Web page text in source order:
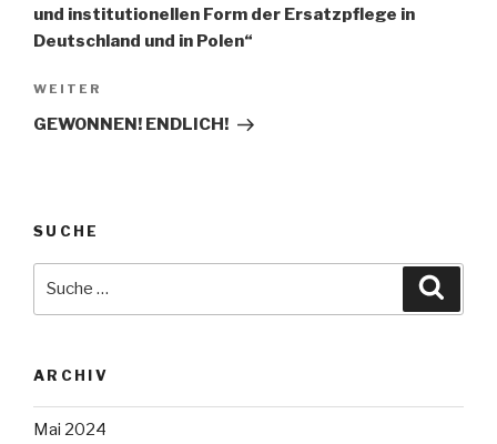
und institutionellen Form der Ersatzpflege in
Deutschland und in Polen“
Nächster
Beitrag
WEITER
GEWONNEN! ENDLICH!
SUCHE
ARCHIV
Mai 2024